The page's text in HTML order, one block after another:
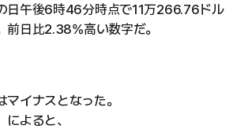
日午後6時46分時点で11万266.76ドル
前日比2.38%高い数字だ。
イナスとなった。
によると、